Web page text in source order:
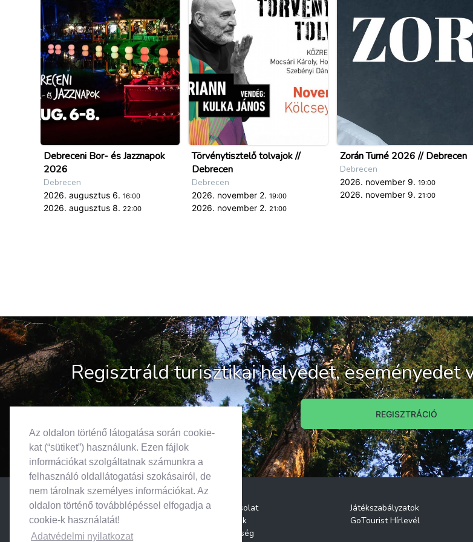
Az oldalon történő látogatása során cookie-
kat (“sütiket”) használunk. Ezen fájlok
információkat szolgáltatnak számunkra a
felhasználó oldallátogatási szokásairól, de
nem tárolnak személyes információkat. Az
oldalon történő továbblépéssel elfogadja a
cookie-k használatát!
Adatvédelmi nyilatkozat
Debreceni Bor- és Jazznapok
2026
Debrecen
2026. augusztus 6. 16:00
2026. augusztus 8. 22:00
Törvénytisztelő tolvajok //
Debrecen
Debrecen
2026. november 2. 19:00
2026. november 2. 21:00
Zorán Turné 2026 // Debrecen
Debrecen
2026. november 9. 19:00
2026. november 9. 21:00
Regisztráld turisztikai helyedet, eseményedet
REGISZTRÁCIÓ
Kapcsolat
Rólunk
Segítség
Játékszabályzatok
GoTourist Hírlevél